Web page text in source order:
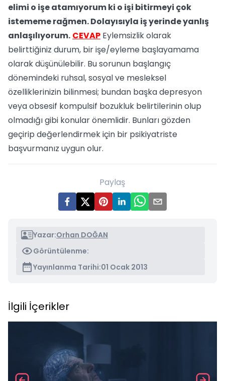
elimi o işe atamıyorum ki o işi bitirmeyi çok
istememe rağmen. Dolayısıyla iş yerinde yanlış
anlaşılıyorum. CEVAP Eylemsizlik olarak
belirttiğiniz durum, bir işe/eyleme başlayamama
olarak düşünülebilir. Bu sorunun başlangıç
dönemindeki ruhsal, sosyal ve mesleksel
özelliklerinizin bilinmesi; bundan başka depresyon
veya obsesif kompulsif bozukluk belirtilerinin olup
olmadığı gibi konular önemlidir. Bunları gözden
geçirip değerlendirmek için bir psikiyatriste
başvurmanız uygun olur.
Paylaş
Yazar:Orhan DOĞAN
Görüntülenme:
Yayınlanma Tarihi:01 Ocak 2013
İlgili İçerikler